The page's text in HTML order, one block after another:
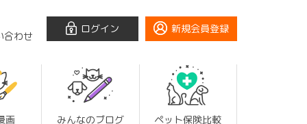
合わせ
ログイン 新規会員登録
画 みんなのブログ ペット保険比較